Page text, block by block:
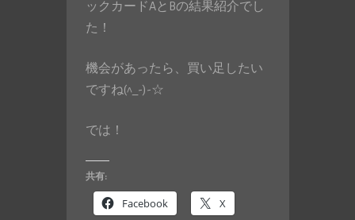
ックカードAとBの結果紹介でし
た！
機会があったら、買い足したい
ですね(^_-)-☆
では！
共有:
Facebook X